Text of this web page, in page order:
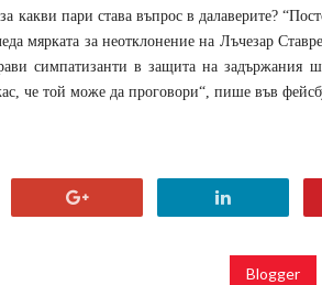
какви пари става въпрос в далаверите?
мярката за неотклонение на Лъчезар
симпатизанти в защита на задържания
че той може да проговори“, пише във
Blogger